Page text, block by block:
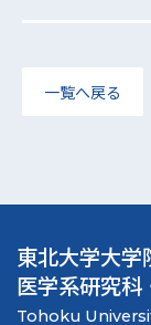
一覧へ戻る
東北大学大学
医学系研究科